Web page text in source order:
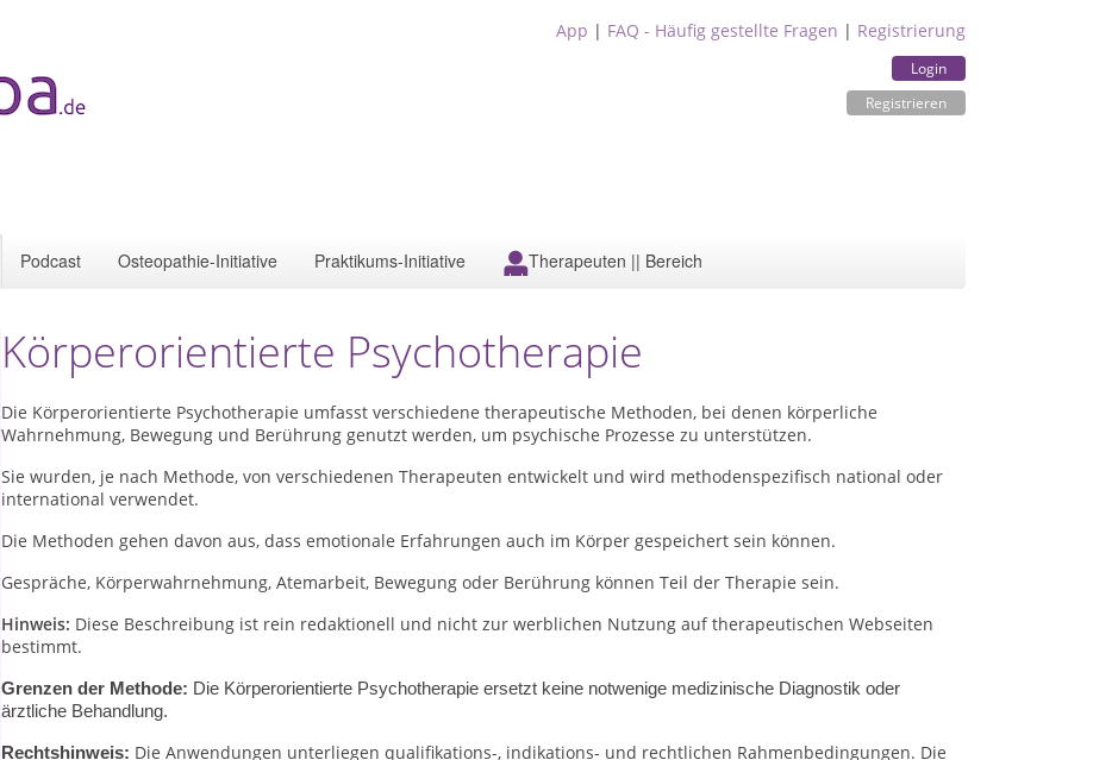
App | FAQ - Häufig gestellte Fragen | Registrierung
Login
Registrieren
Podcast Osteopathie-Initiative Praktikums-Initiative Therapeuten || Bereich
Körperorientierte Psychotherapie
Die Körperorientierte Psychotherapie umfasst verschiedene therapeutische Methoden, bei denen körperliche
Wahrnehmung, Bewegung und Berührung genutzt werden, um psychische Prozesse zu unterstützen.
Sie wurden, je nach Methode, von verschiedenen Therapeuten entwickelt und wird methodenspezifisch national oder
international verwendet.
Die Methoden gehen davon aus, dass emotionale Erfahrungen auch im Körper gespeichert sein können.
Gespräche, Körperwahrnehmung, Atemarbeit, Bewegung oder Berührung können Teil der Therapie sein.
Hinweis: Diese Beschreibung ist rein redaktionell und nicht zur werblichen Nutzung auf therapeutischen Webseiten
bestimmt.
Grenzen der Methode: Die Körperorientierte Psychotherapie ersetzt keine notwenige medizinische Diagnostik oder
ärztliche Behandlung.
Rechtshinweis: Die Anwendungen unterliegen qualifikations-, indikations- und rechtlichen Rahmenbedingungen. Die